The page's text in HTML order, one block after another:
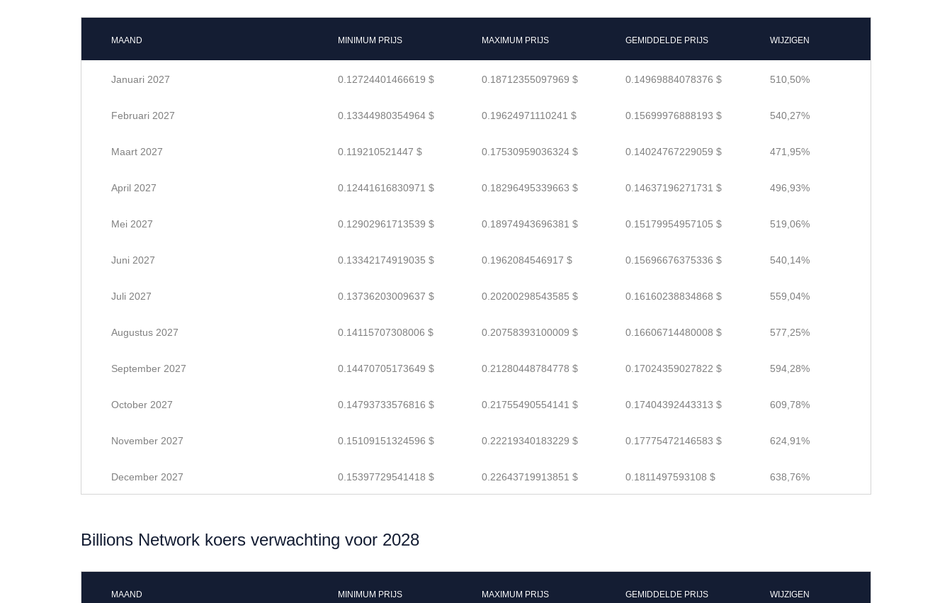
MAAND MINIMUM PRIJS MAXIMUM PRIJS GEMIDDELDE PRIJS WIJZIGEN
Januari 2027 0.12724401466619 $ 0.18712355097969 $ 0.14969884078376 $ 510,50%
Februari 2027 0.13344980354964 $ 0.19624971110241 $ 0.15699976888193 $ 540,27%
Maart 2027 0.119210521447 $ 0.17530959036324 $ 0.14024767229059 $ 471,95%
April 2027 0.12441616830971 $ 0.18296495339663 $ 0.14637196271731 $ 496,93%
Mei 2027 0.12902961713539 $ 0.18974943696381 $ 0.15179954957105 $ 519,06%
Juni 2027 0.13342174919035 $ 0.1962084546917 $ 0.15696676375336 $ 540,14%
Juli 2027 0.13736203009637 $ 0.20200298543585 $ 0.16160238834868 $ 559,04%
Augustus 2027 0.14115707308006 $ 0.20758393100009 $ 0.16606714480008 $ 577,25%
September 2027 0.14470705173649 $ 0.21280448784778 $ 0.17024359027822 $ 594,28%
October 2027 0.14793733576816 $ 0.21755490554141 $ 0.17404392443313 $ 609,78%
November 2027 0.15109151324596 $ 0.22219340183229 $ 0.17775472146583 $ 624,91%
December 2027 0.15397729541418 $ 0.22643719913851 $ 0.1811497593108 $ 638,76%
Billions Network koers verwachting voor 2028
MAAND MINIMUM PRIJS MAXIMUM PRIJS GEMIDDELDE PRIJS WIJZIGEN